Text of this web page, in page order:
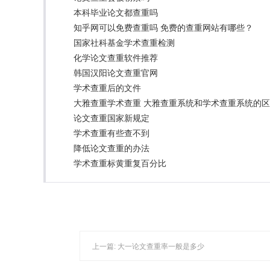
本科毕业论文都查重吗
知乎网可以免费查重吗 免费的查重网站有哪些？
国家社科基金学术查重检测
化学论文查重软件推荐
韩国汉阳论文查重官网
学术查重后的文件
大雅查重学术查重 大雅查重系统和学术查重系统的
论文查重国家新规定
学术查重有些查不到
降低论文查重的办法
学术查重标黄重复百分比
上一篇: 大一论文查重率一般是多少